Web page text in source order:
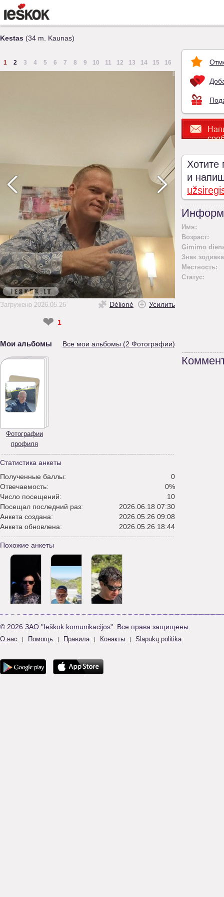
Kestas (34 m. Kaunas)
1 2 3 4 5 6 7 8 9 10 11 12 13 14 15 16
Загружено 2026.05.26 Dėlionė Усилить
❤ 1
Мои альбомы Все мои альбомы (2 Фотографии)
Фотографии
профиля
Статистика анкеты
Полученные баллы:
0
Отвечаемость:
0%
Число посещений:
10
Посещал последний раз:
2026.06.18 07:30
Анкета создана:
2026.05.26 09:08
Анкета обновлена:
2026.05.26 18:44
Похожие анкеты
Хотите
и
Имя:
Возраст:
Gimimo
Знак
Местность:
Статус:
© 2026 ЗАО "Ieškok komunikacijos". Все права защищены.
О нас | Помощь | Правила | Конакты | Slapukų politika